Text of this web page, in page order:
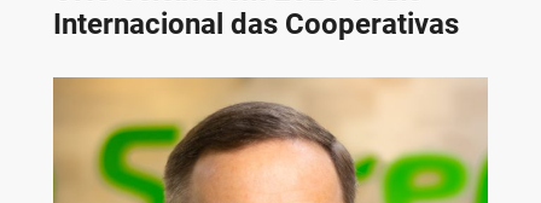
Internacional das Cooperativas